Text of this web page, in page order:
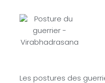
Les postures des